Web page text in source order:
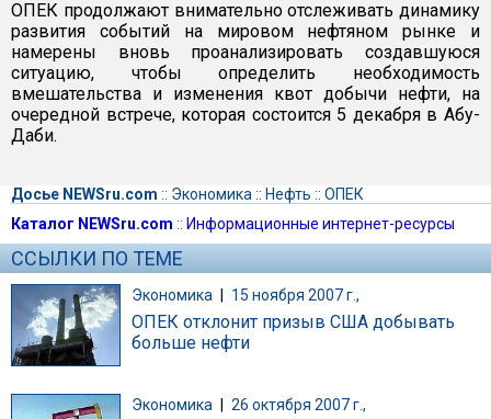
ОПЕК продолжают внимательно отслеживать динамику
развития событий на мировом нефтяном рынке и
намерены вновь проанализировать создавшуюся
ситуацию, чтобы определить необходимость
вмешательства и изменения квот добычи нефти, на
очередной встрече, которая состоится 5 декабря в Абу-
Даби.
Досье NEWSru.com :: Экономика :: Нефть :: ОПЕК
Каталог NEWSru.com :: Информационные интернет-ресурсы
ССЫЛКИ ПО ТЕМЕ
Экономика | 15 ноября 2007 г.,
ОПЕК отклонит призыв США добывать
больше нефти
Экономика 26 октября 2007 г.,